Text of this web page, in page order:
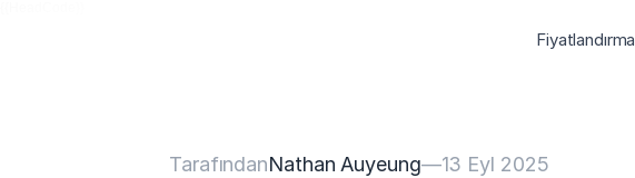
Fiyatlandırma
TarafındanNathan Auyeung—13 Eyl 2025